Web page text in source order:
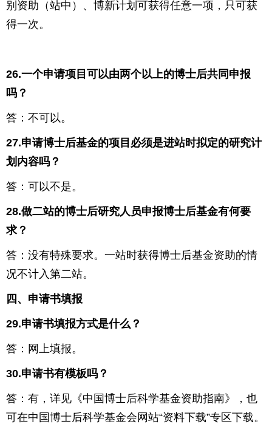
别资助（站中）、博新计划可获得任意一项，只可获
得一次。
26.一个申请项目可以由两个以上的博士后共同申报
吗？
答：不可以。
27.申请博士后基金的项目必须是进站时拟定的研究计
划内容吗？
答：可以不是。
28.做二站的博士后研究人员申报博士后基金有何要
求？
答：没有特殊要求。一站时获得博士后基金资助的情
况不计入第二站。
四、申请书填报
29.申请书填报方式是什么？
答：网上填报。
30.申请书有模板吗？
答：有，详见《中国博士后科学基金资助指南》，也
可在中国博士后科学基金会网站“资料下载”专区下载。